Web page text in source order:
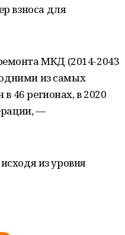
взноса для
МКД (2014-2043
из самых
46 регионах, в 2020
—
из уровня